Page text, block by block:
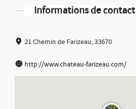
Informations de contact
21 Chemin de Farizeau, 33670
http://www.chateau-farizeau.com/